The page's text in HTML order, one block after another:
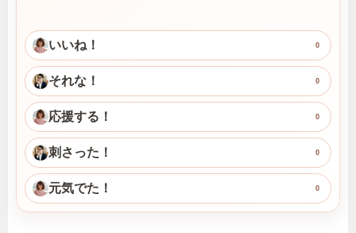
いいね！ 0
それな！ 0
応援する！ 0
刺さった！ 0
元気でた！ 0